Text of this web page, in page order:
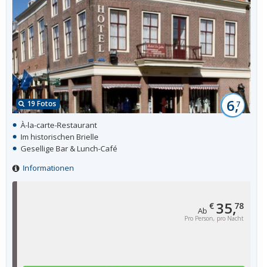
Ab € 35,78
Pro Person, pro Nacht
19 Fotos 6,7
À-la-carte-Restaurant
Im historischen Brielle
Gesellige Bar & Lunch-Café
Informationen